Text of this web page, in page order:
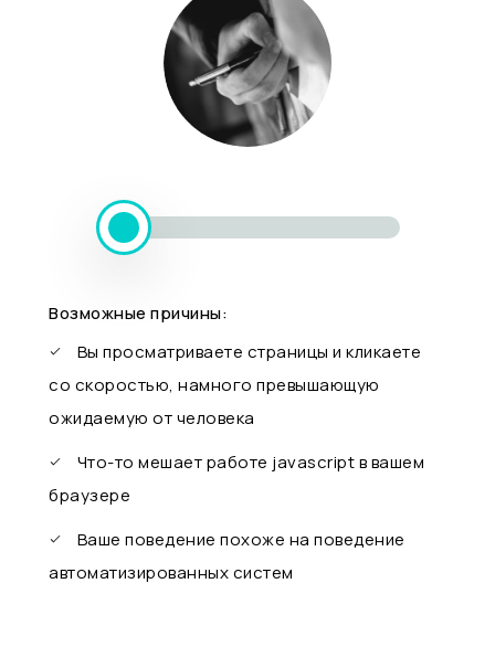
Возможные причины:
Вы просматриваете страницы и кликаете
со скоростью, намного превышающую
ожидаемую от человека
Что-то мешает работе javascript в вашем
браузере
Ваше поведение похоже на поведение
автоматизированных систем